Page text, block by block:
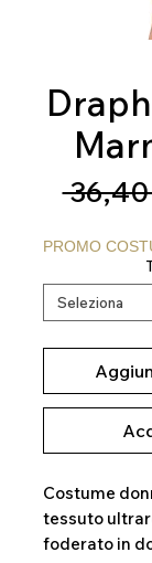
36,40
PROMO
Costume
tessuto
foderato in